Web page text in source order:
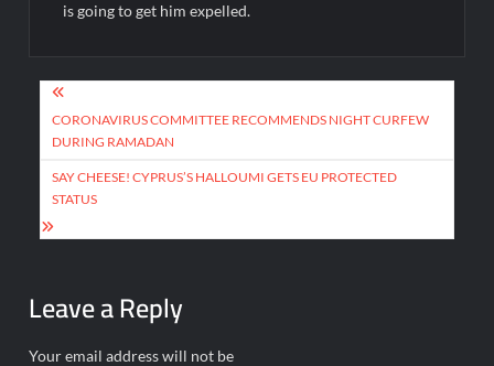
is going to get him expelled.
Post
navigation
CORONAVIRUS COMMITTEE RECOMMENDS NIGHT CURFEW
DURING RAMADAN
SAY CHEESE! CYPRUS’S HALLOUMI GETS EU PROTECTED
STATUS
Leave a Reply
Your email address will not be